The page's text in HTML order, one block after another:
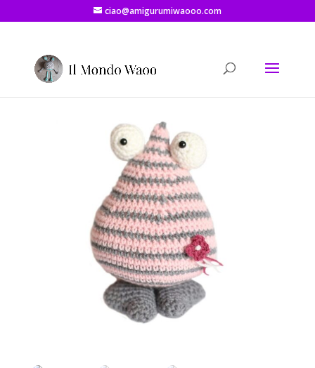
ciao@amigurumiwaooo.com